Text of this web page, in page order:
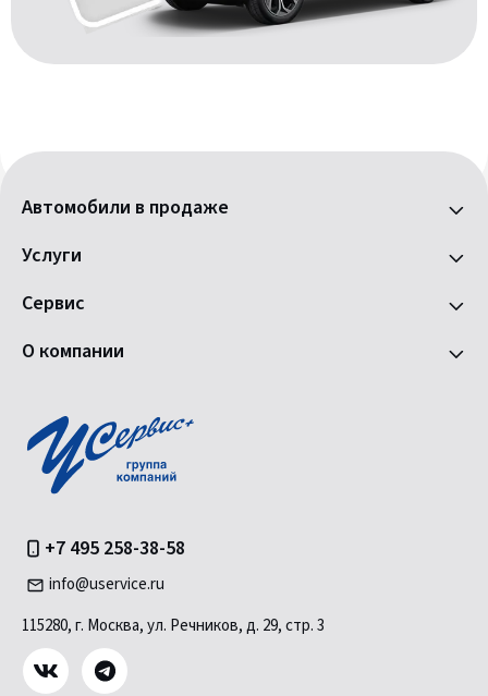
Автомобили в продаже
Услуги
Сервис
О компании
+7 495 258-38-58
info@uservice.ru
115280, г. Москва, ул. Речников, д. 29, стр. 3